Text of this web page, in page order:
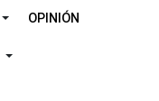
OPINIÓN